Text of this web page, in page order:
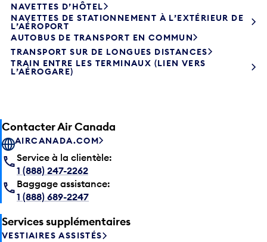
NAVETTES D’HÔTEL
NAVETTES DE STATIONNEMENT À L’EXTÉRIEUR DE
L’AÉROPORT
AUTOBUS DE TRANSPORT EN COMMUN
TRANSPORT SUR DE LONGUES DISTANCES
TRAIN ENTRE LES TERMINAUX (LIEN VERS
L’AÉROGARE)
Contacter Air Canada
AIRCANADA.COM
Service à la clientèle:
1 (888) 247-2262
Baggage assistance:
1 (888) 689-2247
Services supplémentaires
VESTIAIRES ASSISTÉS